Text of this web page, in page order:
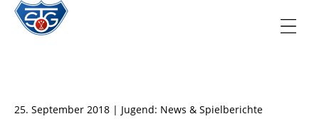
25. September 2018 | Jugend: News & Spielberichte